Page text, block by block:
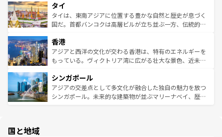
リティに包まれながら、韓国の多彩な魅力を心ゆくまで味
わってみてほしい。 なお、新着の韓国情報はコンテンツ一
覧を参照してほしい。
急速な発展と共に伝統が息づく。ハノイの古い町並みやホ
ーチミン市のフランス統治時代の建物も、独特の雰囲気を
醸し出している。また、バラエティの豊かさとおいしさで
とつ。フォーやバインミー、ベトナムコーヒーなどは、ぜ
ひ現地で味わいたい。どの地域を訪れてもあたたかい人々
が旅行者を迎えてくれるので、きっと忘れられない旅にな
参照してほしい。
タイ
タイは、東南アジアに位置する豊かな自然と歴史が息づく
国だ。首都バンコクは高層ビルが立ち並ぶ一方、伝統的な
の活気が交差している。北部ではチェンマイなどの山岳地
帯で自然と触れ合い、南部ではプーケットやクラビの美し
いビーチでリゾート気分を楽しむことができる。タイ料理
激する。気候は一年中温暖で、どの季節にも異なる楽しみ
が待っている。親しみやすいタイの人々、仏教を中心とし
た文化、そして多様な観光資源が、訪れる旅人を魅了し続
香港
アジアと西洋の文化が交わる香港は、特有のエネルギーを
もっている。ヴィクトリア湾に広がる壮大な景色、近未来
み、どこを訪れても感動するはず。観光スポットが密集し
ており、効率よく見どころを回れるのも魅力。息をのむよ
うな絶景から文化的な体験まで、香港を存分に楽しみ尽く
シンガポール
アジアの交差点として多文化が融合した独自の魅力を放つ
シンガポール。未来的な建築物が並ぶマリーナベイ、歴史
国と地域